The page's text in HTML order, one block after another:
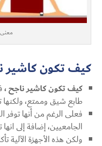
معنى
كيف تكون كاشير
كيف تكون كاشير ناجح ،
طابع شيق وممتع،
فعلى الرغم من أنها
الجامعيين، إضافة إلى
ولكن هذه الأجهزة الآلية